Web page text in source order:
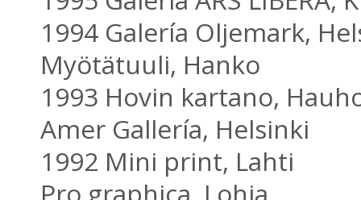
1994 Galería Oljemark,
Myötätuuli, Hanko
1993 Hovin kartano,
Amer Gallería, Helsinki
1992 Mini print, Lahti